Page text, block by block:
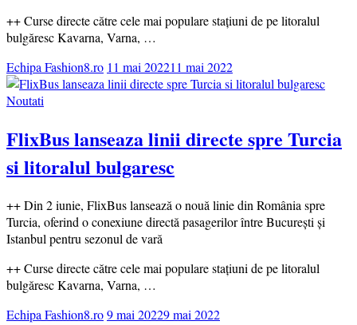
++ Curse directe către cele mai populare stațiuni de pe litoralul
bulgăresc Kavarna, Varna, …
Echipa Fashion8.ro 11 mai 202211 mai 2022
Noutati
FlixBus lanseaza linii directe spre Turcia
si litoralul bulgaresc
++ Din 2 iunie, FlixBus lansează o nouă linie din România spre
Turcia, oferind o conexiune directă pasagerilor între București și
Istanbul pentru sezonul de vară
++ Curse directe către cele mai populare stațiuni de pe litoralul
bulgăresc Kavarna, Varna, …
Echipa Fashion8.ro9 mai 20229 mai 2022